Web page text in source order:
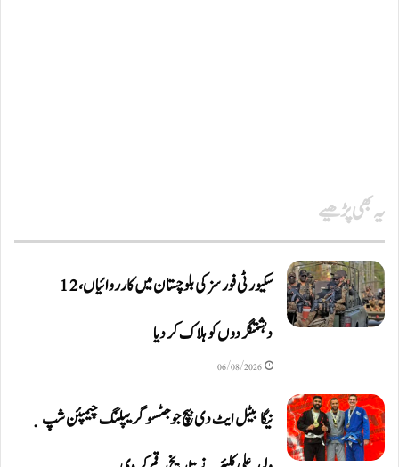
یہ بھی پڑھیے
سکیورٹی فورسز کی بلوچستان میں کارروائیاں، 12
دہشتگردوں کو ہلاک کردیا
06/08/2026
نیگا بیٹل ایٹ دی بیچ جوجٹسو گریپلنگ چیمپئن شپ ٜ